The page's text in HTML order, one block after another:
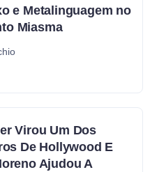
e Metalinguagem no
Miasma
Virou Um Dos
De Hollywood E
Ajudou A